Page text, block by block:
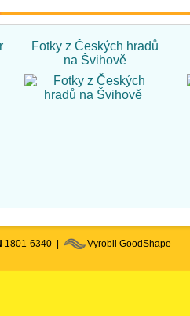
Fotky z Českých hradů
na Švihově
1801-6340 | Vyrobil GoodShape